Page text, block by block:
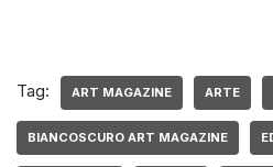
Tag: ART MAGAZINE ARTE
BIANCOSCURO ART MAGAZINE